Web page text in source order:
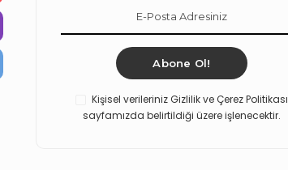
Abone Ol!
Kişisel verileriniz Gizlilik ve Çerez Politikası
sayfamızda belirtildiği üzere işlenecektir.